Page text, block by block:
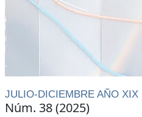
JULIO-DICIEMBRE AÑO XIX
Núm. 38 (2025)